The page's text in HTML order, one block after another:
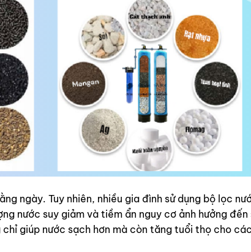
ngày. Tuy nhiên, nhiều gia đình sử dụng bộ lọc
nước suy giảm và tiềm ẩn nguy cơ ảnh hưởng đến
giúp nước sạch hơn mà còn tăng tuổi thọ cho